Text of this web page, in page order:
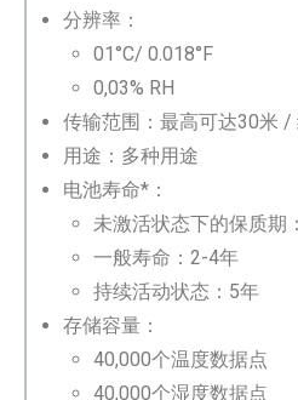
分辨率：
01°C/ 0.018°F
0,03% RH
传输范围：最高可达30米 /
用途：多种用途
电池寿命*：
未激活状态下的保质期
一般寿命：2-4年
持续活动状态：5年
存储容量：
40,000个温度数据点
40,000个湿度数据点